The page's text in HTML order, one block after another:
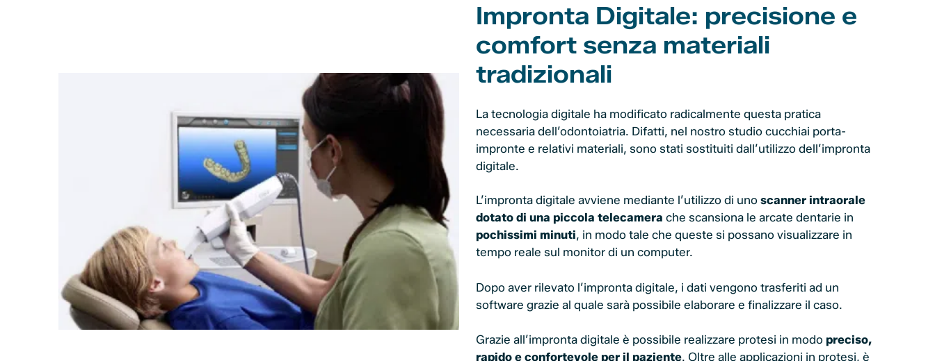
Impronta Digitale: precisione e
comfort senza materiali
tradizionali
La tecnologia digitale ha modificato radicalmente questa pratica
necessaria dell’odontoiatria. Difatti, nel nostro studio cucchiai porta-
impronte e relativi materiali, sono stati sostituiti dall’utilizzo dell’impronta
digitale.
L’impronta digitale avviene mediante l’utilizzo di uno scanner intraorale
dotato di una piccola telecamera che scansiona le arcate dentarie in
pochissimi minuti, in modo tale che queste si possano visualizzare in
tempo reale sul monitor di un computer.
Dopo aver rilevato l’impronta digitale, i dati vengono trasferiti ad un
software grazie al quale sarà possibile elaborare e finalizzare il caso.
Grazie all’impronta digitale è possibile realizzare protesi in modo preciso,
rapido e confortevole per il paziente. Oltre alle applicazioni in protesi, è